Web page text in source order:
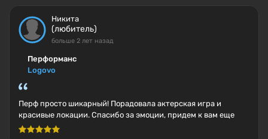
Никита
(любитель)
больше 2 лет назад
Перформанс
Logovo
Перф просто шикарный! Порадовала актерская игра и
красивые локации. Спасибо за эмоции, придем к вам еще